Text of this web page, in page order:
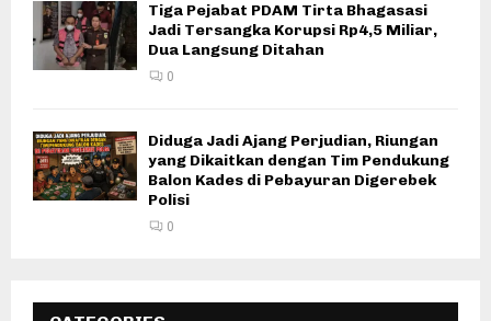
Tiga Pejabat PDAM Tirta Bhagasasi
Jadi Tersangka Korupsi Rp4,5 Miliar,
Dua Langsung Ditahan
0
Diduga Jadi Ajang Perjudian, Riungan
yang Dikaitkan dengan Tim Pendukung
Balon Kades di Pebayuran Digerebek
Polisi
0